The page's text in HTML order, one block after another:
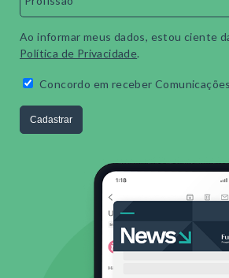
Ao informar meus dados, estou ciente
Política de Privacidade.
Concordo em receber